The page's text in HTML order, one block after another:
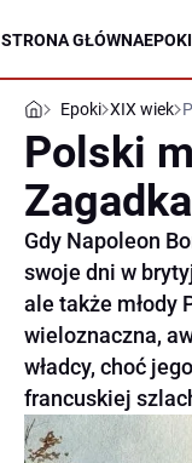
STRONA GŁÓWNAEPOKI
Epoki XIX wiek
Polski
Gdy Napoleon
swoje dni w
ale także młody
wieloznaczna,
władcy, choć
francuskiej